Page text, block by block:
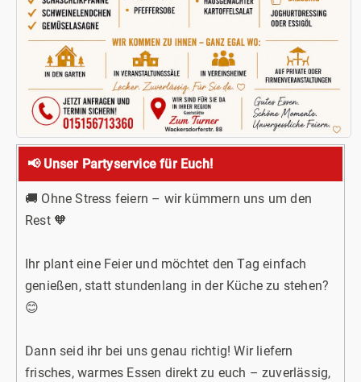
📢 Unser Partyservice für Euch!
🚚 Ohne Stress feiern – wir kümmern uns um den
Rest 🧡
Ihr plant eine Feier und möchtet den Tag einfach
genießen, statt stundenlang in der Küche zu stehen?
😊
Dann seid ihr bei uns genau richtig! Wir liefern
frisches, warmes Essen direkt zu euch – zuverlässig,